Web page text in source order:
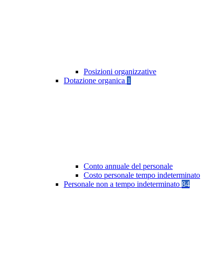
Posizioni organizzative
Dotazione organica 1
Conto annuale del personale
Costo personale tempo indeterminato
Personale non a tempo indeterminato 84